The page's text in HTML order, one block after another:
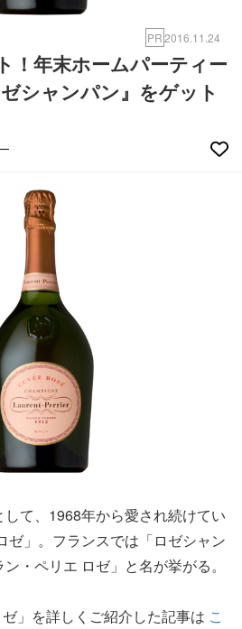
PR2016.11.24
！年末ホームパーティー
シャンパン』をゲット
て、1968年から愛され続けてい
ゼ」。フランスでは「ロゼシャン
・ペリエ ロゼ」と名が挙がる。
」を詳しくご紹介した記事は こ